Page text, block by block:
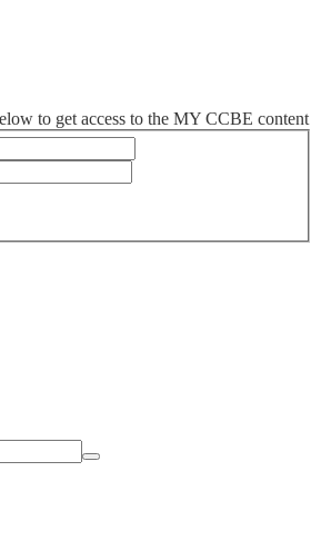
to get access to the MY CCBE content